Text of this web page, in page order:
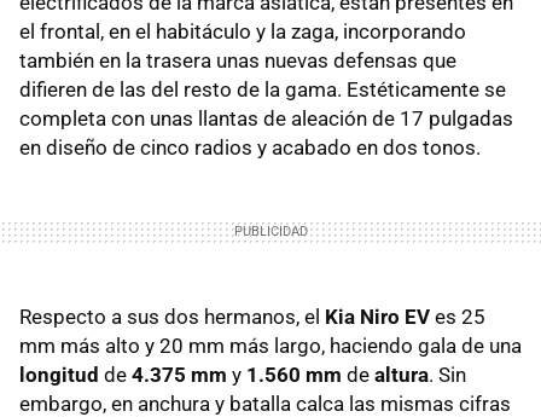
el frontal, en el habitáculo y la zaga, incorporando
también en la trasera unas nuevas defensas que
difieren de las del resto de la gama. Estéticamente se
completa con unas llantas de aleación de 17 pulgadas
en diseño de cinco radios y acabado en dos tonos.
Respecto a sus dos hermanos, el Kia Niro EV es 25
mm más alto y 20 mm más largo, haciendo gala de una
longitud de 4.375 mm y 1.560 mm de altura. Sin
embargo, en anchura y batalla calca las mismas cifras